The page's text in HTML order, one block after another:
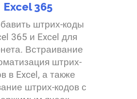
Excel 365
штрих-коды
365 и Excel для
Встраивание
штрих-
в Excel, а также
штрих-кодов с